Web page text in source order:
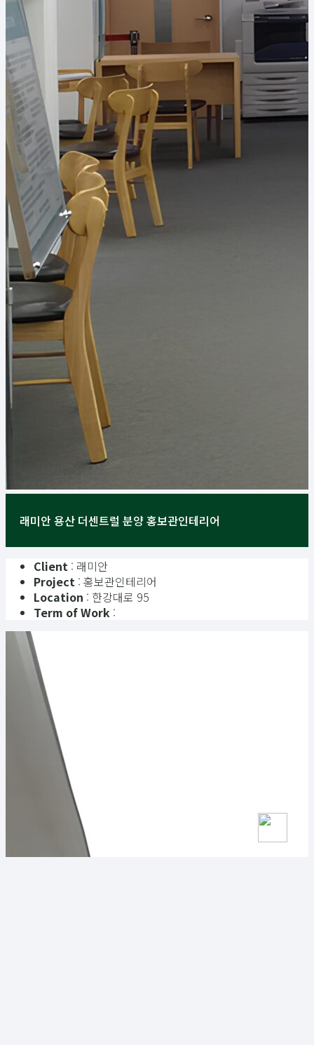
래미안 용산 더센트럴 분양 홍보관인테리어
Client : 래미안
Project : 홍보관인테리어
Location : 한강대로 95
Term of Work :